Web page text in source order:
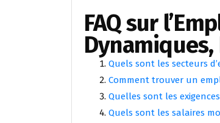
FAQ sur
Quels sont les secteurs
Comment trouver un
Quelles sont les
Quels sont les salaires